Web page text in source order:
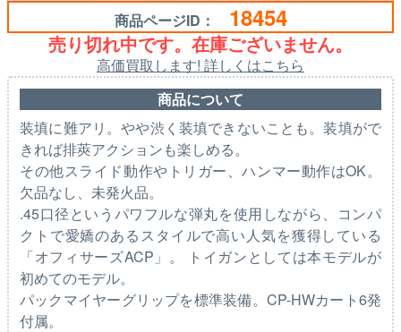
商品ページID： 18454
売り切れ中です。在庫ございません。
高価買取します! 詳しくはこちら
商品について
装填に難アリ。やや渋く装填できないことも。装填がで
きれば排莢アクションも楽しめる。
その他スライド動作やトリガー、ハンマー動作はOK。
欠品なし、未発火品。
.45口径というパワフルな弾丸を使用しながら、コンパ
クトで愛嬌のあるスタイルで高い人気を獲得している
「オフィサーズACP」。 トイガンとしては本モデルが
初めてのモデル。
パックマイヤーグリップを標準装備。CP-HWカート6発
付属。